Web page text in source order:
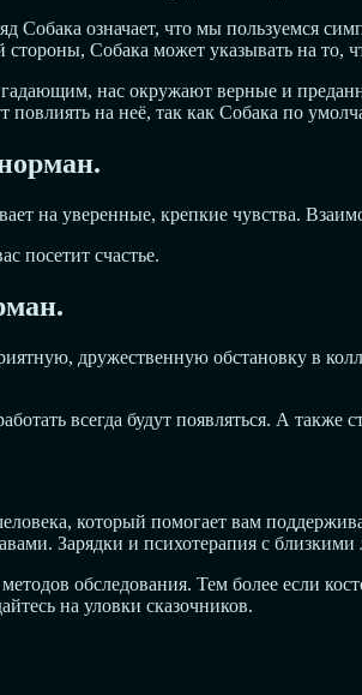
Собака означает, что мы пользуемся
Собака может указывать на
нас окружают верные и
на неё, так как Собака по
на уверенные, крепкие чувства.
посетит счастье.
дружественную обстановку в
всегда будут появляться. А
который помогает вам
Зарядки и психотерапия с близкими
обследования. Тем более если
на уловки сказочников.